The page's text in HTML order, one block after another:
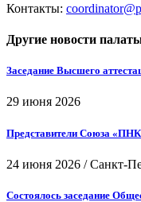
Контакты:
Другие новости
Заседание Высшего
29 июня 2026
Представители Союза
24 июня 2026 /Санкт-
Состоялось заседание